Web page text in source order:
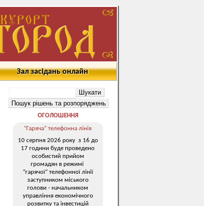
Зал засідань онлайн
ОГОЛОШЕННЯ
“Гаряча” телефонна лінія
10 серпня 2026 року з 16 до
17 години буде проведено
особистий прийом
громадян в режимі
“гарячої” телефонної лінії
заступником міського
голови - начальником
управління економічного
розвитку та інвестицій